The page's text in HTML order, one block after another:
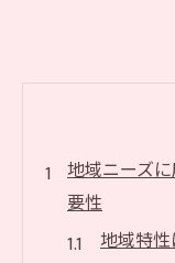
地域ニーズ
要性
地域特